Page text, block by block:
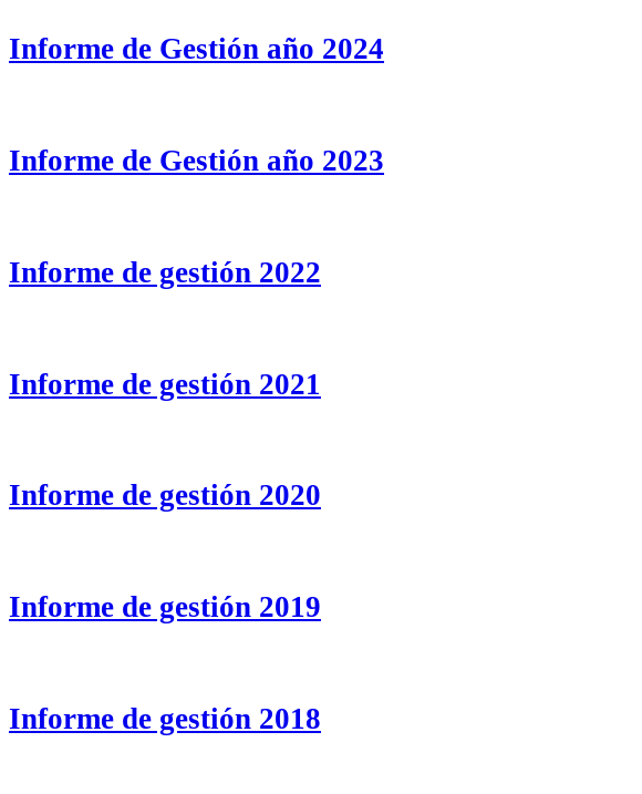
Informe de Gestión año 2024
Informe de Gestión año 2023
Informe de gestión 2022
Informe de gestión 2021
Informe de gestión 2020
Informe de gestión 2019
Informe de gestión 2018